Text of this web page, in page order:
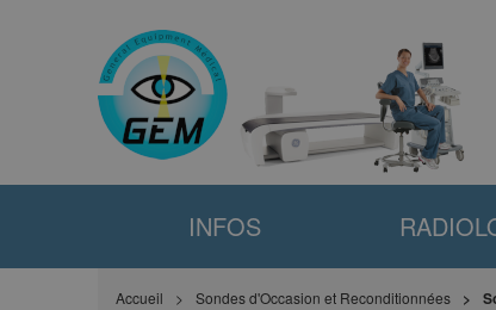
INFOS
Accueil Sondes d'Occasion et Reconditionnées